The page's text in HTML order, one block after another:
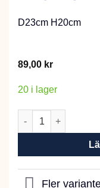
D23cm H20cm
89,00 kr
20 i lager
Klara Korg Grå
Fler